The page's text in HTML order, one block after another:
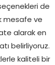
de
mesafe ve
alarak en
belirliyoruz.
kaliteli bir